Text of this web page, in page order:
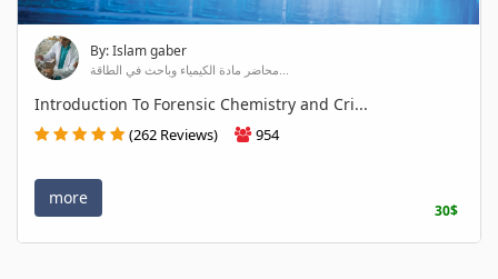
By: Islam gaber
محاضر مادة الكيمياء وباحث في الطاقة...
Introduction To Forensic Chemistry and Cri...
(262 Reviews) 954
more
30$